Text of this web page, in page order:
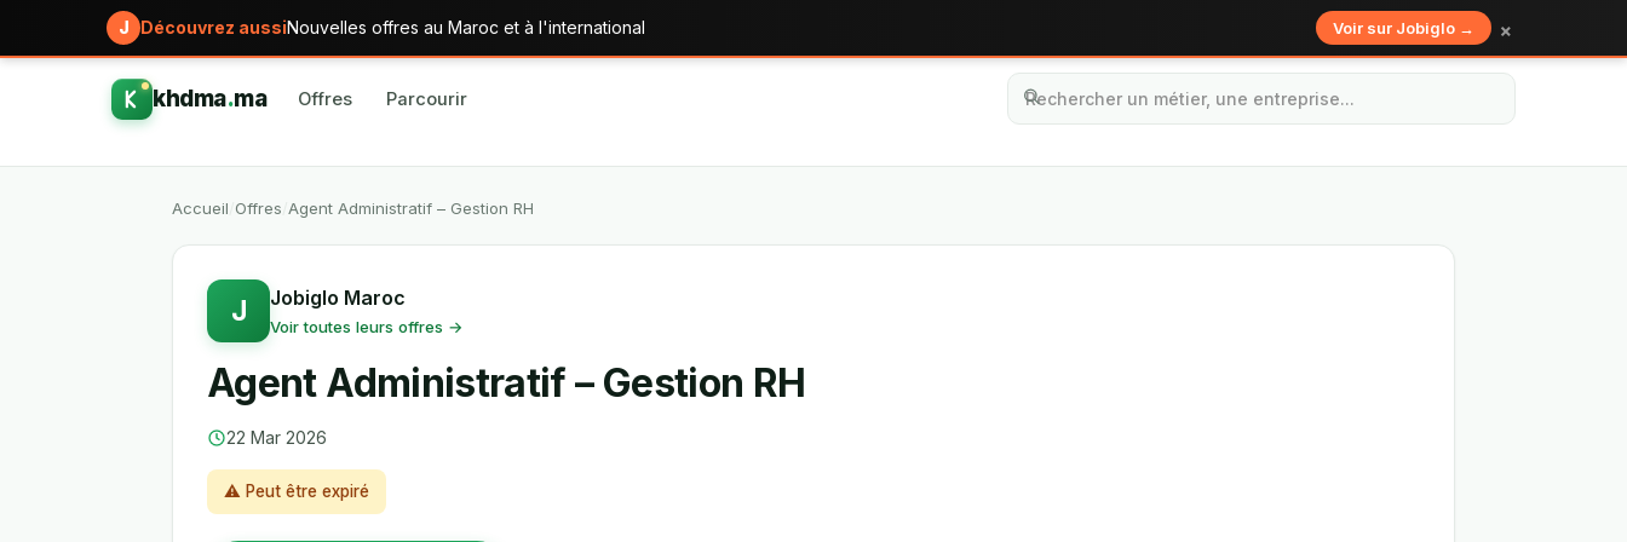
J Découvrez aussiNouvelles offres au Maroc et à l'international Voir sur Jobiglo → ×
khdma.ma Offres Parcourir
Accueil Offres Agent Administratif – Gestion RH
J Jobiglo Maroc
Voir toutes leurs offres →
Agent Administratif – Gestion RH
22 Mar 2026
⚠ Peut être expiré